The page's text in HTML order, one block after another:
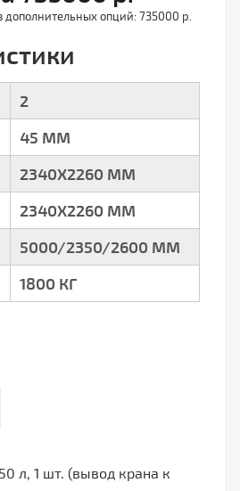
дополнительных опций: 735000 р.
2
45 ММ
2340Х2260 ММ
2340Х2260 ММ
5000/2350/2600 ММ
1800 КГ
л, 1 шт. (вывод крана к